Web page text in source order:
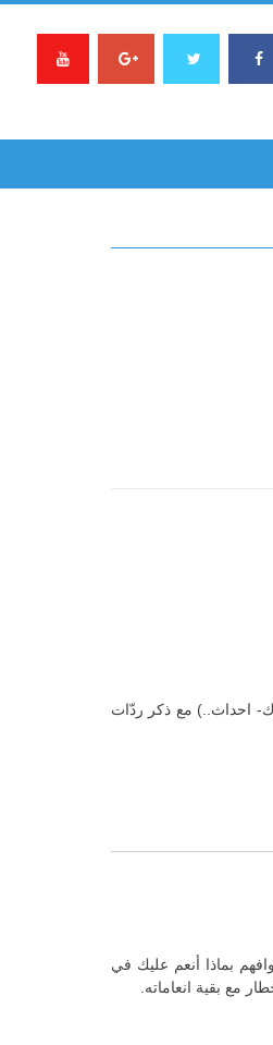
احداث..) مع ذكر ردّات
بماذا أنعم عليك في
مع بقية انعاماته.